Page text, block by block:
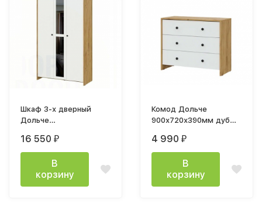
Шкаф 3-х дверный
Дольче
золотой / белый
16 550 ₽
В
корзину
Комод Дольче
900х720х390мм дуб
4 990 ₽
В
корзину